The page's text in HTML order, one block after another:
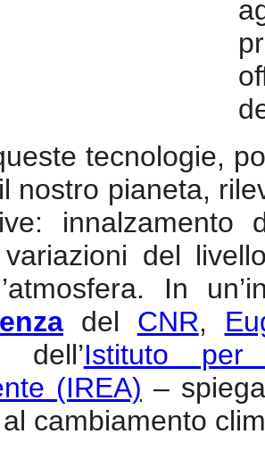
tecnologie,
nostro pianeta,
innalzamento
variazioni del
In
del CNR,
dell’Istituto per
(IREA) –
cambiamento